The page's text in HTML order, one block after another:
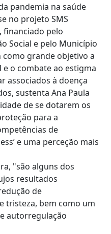
pandemia na saúde
no projeto SMS
financiado pelo
Social e pelo Município
como grande objetivo a
o combate ao estigma
associados à doença
sustenta Ana Paula
de se dotarem os
para a
de
e uma perceção mais
"são alguns dos
resultados
de
tristeza, bem como um
autorregulação